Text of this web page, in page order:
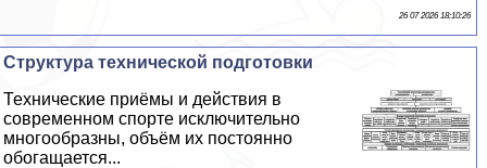
26 07 2026 18:10:26
Структура технической подготовки
Технические приёмы и действия в
современном спорте исключительно
многообразны, объём их постоянно
обогащается...